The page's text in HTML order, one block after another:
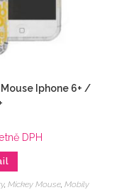
Iphone 6+ /
DPH
,Mickey Mouse ,Mobily